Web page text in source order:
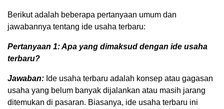
Berikut adalah beberapa pertanyaan umum dan
jawabannya tentang ide usaha terbaru:
Pertanyaan 1: Apa yang dimaksud dengan ide usaha
terbaru?
Jawaban: Ide usaha terbaru adalah konsep atau gagasan
usaha yang belum banyak dijalankan atau masih jarang
ditemukan di pasaran. Biasanya, ide usaha terbaru ini